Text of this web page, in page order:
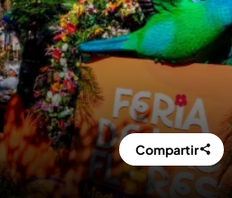
Compartir